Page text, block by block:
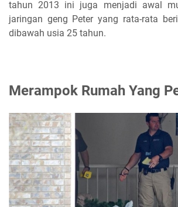
tahun 2013 ini juga menjadi awal
jaringan geng Peter yang rata-rata
dibawah usia 25 tahun.
Merampok Rumah Yang